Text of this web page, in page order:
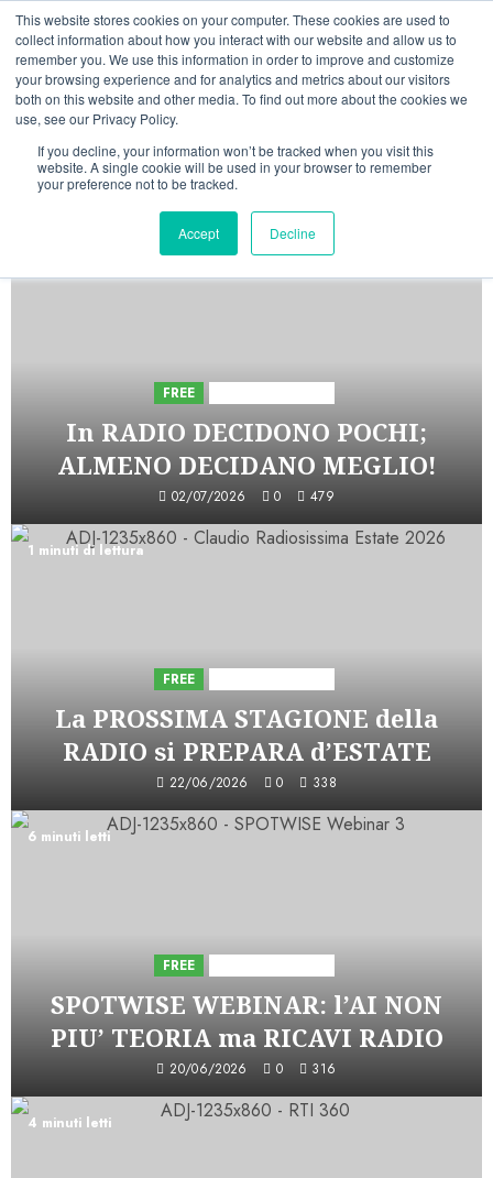
This website stores cookies on your computer. These cookies are used to
collect information about how you interact with our website and allow us to
remember you. We use this information in order to improve and customize
your browsing experience and for analytics and metrics about our visitors
both on this website and other media. To find out more about the cookies we
use, see our Privacy Policy.
If you decline, your information won’t be tracked when you visit this
website. A single cookie will be used in your browser to remember
your preference not to be tracked.
Accept Decline
Vai
contenuto
09/08/202613:01:33
LinkedinFacebook
X TelegramWhatsappMastodon
INIZIATIVE ASTORRI
FREE
In RADIO DECIDONO POCHI;
ALMENO DECIDANO MEGLIO!
02/07/2026 0 479
1 minuti di lettura
FREE
La PROSSIMA STAGIONE della
RADIO si PREPARA d’ESTATE
22/06/2026 0 338
6 minuti letti
FREE
SPOTWISE WEBINAR: l’AI NON
PIU’ TEORIA ma RICAVI RADIO
20/06/2026 0 316
4 minuti letti